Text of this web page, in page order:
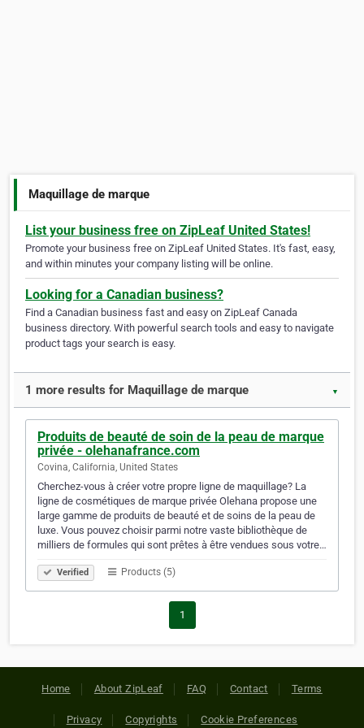
Maquillage de marque
List your business free on ZipLeaf United States!
Promote your business free on ZipLeaf United States. It's fast, easy,
and within minutes your company listing will be online.
Looking for a Canadian business?
Find a Canadian business fast and easy on ZipLeaf Canada
business directory. With powerful search tools and easy to navigate
product tags your search is easy.
1 more results for Maquillage de marque ▼
Produits de beauté de soin de la peau de marque
privée - olehanafrance.com
Covina, California, United States
Cherchez-vous à créer votre propre ligne de maquillage? La
ligne de cosmétiques de marque privée Olehana propose une
large gamme de produits de beauté et de soins de la peau de
luxe. Vous pouvez choisir parmi notre vaste bibliothèque de
milliers de formules qui sont prêtes à être vendues sous votre…
Verified Products (5)
1
Home About ZipLeaf FAQ Contact Terms
Privacy Copyrights Cookie Preferences